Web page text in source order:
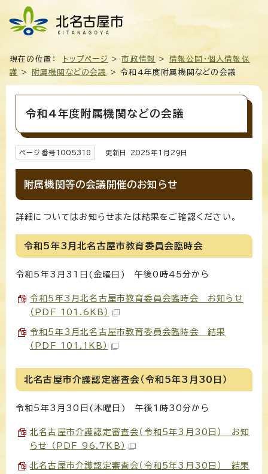
現在の位置： トップページ >市政情報 > 情報公開・個人情報保
護
> 附属機関などの会議 > 令和4年度附属機関などの会議
令和4年度附属機関などの会議
ページ番号1005318 更新日 2025年1月 29 日
附属機関等の会議開催のお知らせ
詳細についてはお知らせまたは結果をご確認ください。
令和5年3月北名古屋市教育委員会臨時会
令和5年3月31日(金曜日) 午後0時45分から
令和5年3月北名古屋市教育委員会臨時会 お知らせ
（PDF 101.6KB）
令和5年3月北名古屋市教育委員会臨時会 結果
（PDF 101.1KB）
北名古屋市介護認定審査会（令和5年3月30日）
令和5年3月30日(木曜日) 午後1時30分から
北名古屋市介護認定審査会（令和5年3月30日） お知
らせ （PDF 96.7KB）
北名古屋市介護認定審査会（令和5年3月30日） 結果